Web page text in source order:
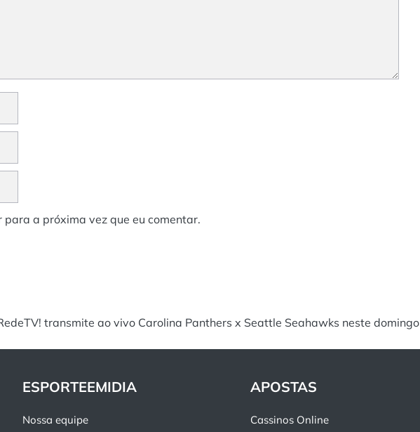
a próxima vez que eu comentar.
transmite ao vivo Carolina Panthers x Seattle Seahawks neste domingo
ESPORTEEMIDIA
Nossa equipe
APOSTAS
Cassinos Online